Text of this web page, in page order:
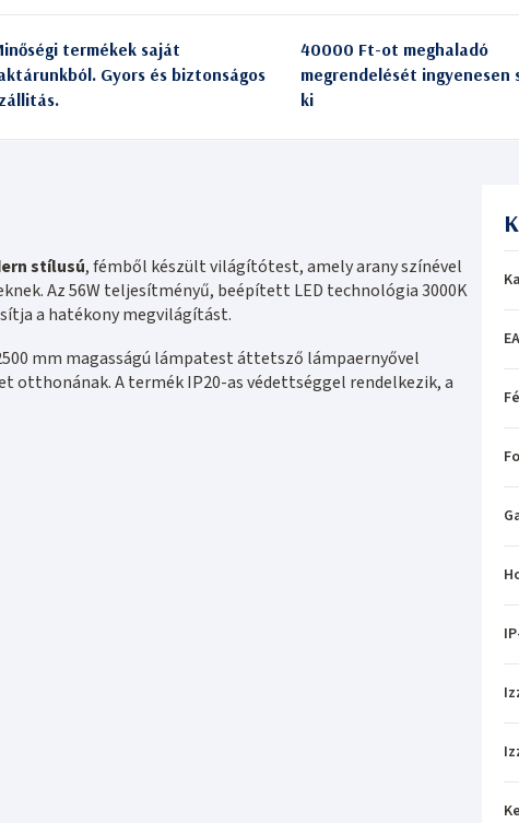
termékek saját
Gyors és biztonságos
40000 Ft-ot meghaladó
megrendelését ingyenesen
ki
stílusú, fémből készült világítótest, amely arany színével
Az 56W teljesítményű, beépített LED technológia 3000K
a hatékony megvilágítást.
mm magasságú lámpatest áttetsző lámpaernyővel
otthonának. A termék IP20-as védettséggel rendelkezik, a